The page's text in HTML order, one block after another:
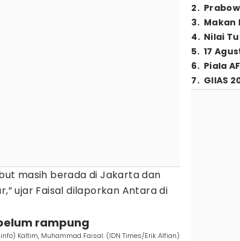
masih berada di Jakarta dan
ujar Faisal dilaporkan Antara di
rampung
Kaltim, Muhammad Faisal. (IDN Times/Erik Alfian)
2.
3. Makan
4. Nilai
5. 17
6. Piala
7. GIIAS